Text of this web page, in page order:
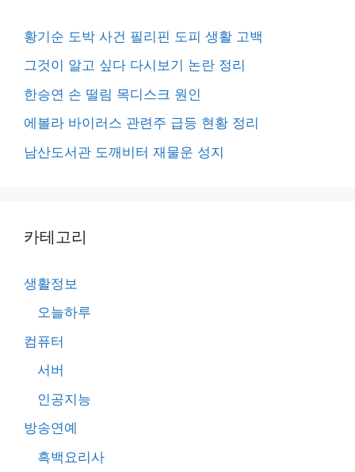
황기순 도박 사건 필리핀 도피 생활 고백
그것이 알고 싶다 다시보기 논란 정리
한승연 손 떨림 목디스크 원인
에볼라 바이러스 관련주 급등 현황 정리
남산도서관 도깨비터 재물운 성지
카테고리
생활정보
오늘하루
컴퓨터
서버
인공지능
방송연예
흑백요리사